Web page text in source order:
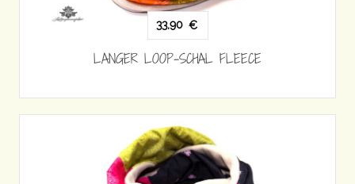
33,90 €
LANGER LOOP-SCHAL FLEECE